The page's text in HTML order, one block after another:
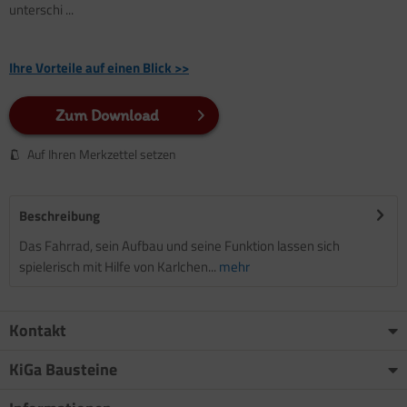
unterschi ...
Ihre Vorteile auf einen Blick >>
Zum Download
Auf Ihren Merkzettel setzen
Beschreibung
Das Fahrrad, sein Aufbau und seine Funktion lassen sich
spielerisch mit Hilfe von Karlchen... mehr
Kontakt
KiGa Bausteine